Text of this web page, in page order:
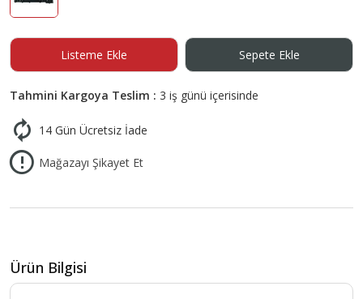
Listeme Ekle Sepete Ekle
Tahmini Kargoya Teslim : 3 iş günü içerisinde
14 Gün Ücretsiz İade
Mağazayı Şikayet Et
Ürün Bilgisi